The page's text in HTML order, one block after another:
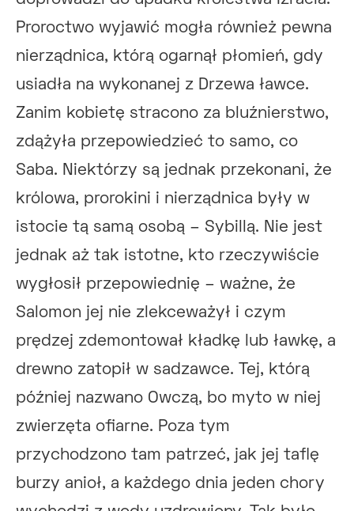
Proroctwo wyjawić mogła również pewna
nierządnica, którą ogarnął płomień, gdy
usiadła na wykonanej z Drzewa ławce.
Zanim kobietę stracono za bluźnierstwo,
zdążyła przepowiedzieć to samo, co
Saba. Niektórzy są jednak przekonani, że
królowa, prorokini i nierządnica były w
istocie tą samą osobą – Sybillą. Nie jest
jednak aż tak istotne, kto rzeczywiście
wygłosił przepowiednię – ważne, że
Salomon jej nie zlekceważył i czym
prędzej zdemontował kładkę lub ławkę, a
drewno zatopił w sadzawce. Tej, którą
później nazwano Owczą, bo myto w niej
zwierzęta ofiarne. Poza tym
przychodzono tam patrzeć, jak jej taflę
burzy anioł, a każdego dnia jeden chory